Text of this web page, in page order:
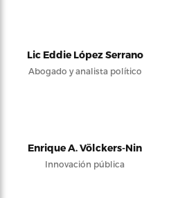
Lic Eddie López Serrano
Abogado y analista político
Enrique A. Völckers-Nin
Innovación pública